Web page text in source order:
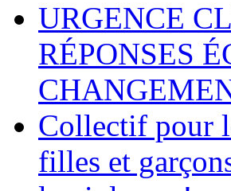
URGENCE
RÉPONSES
Collectif pour
filles et